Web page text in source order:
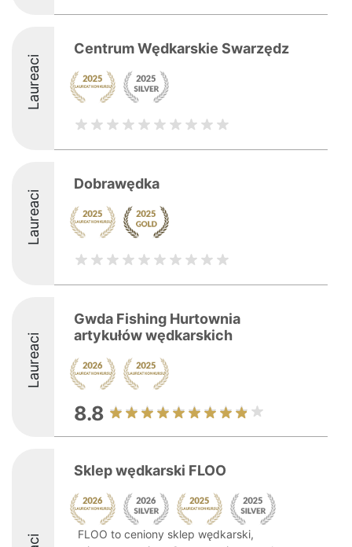
Laureaci
Centrum Wędkarskie Swarzędz
Laureaci
Dobrawędka
Laureaci
Gwda Fishing Hurtownia
artykułów wędkarskich
8.8
Sklep wędkarski FLOO
FLOO to ceniony sklep wędkarski,